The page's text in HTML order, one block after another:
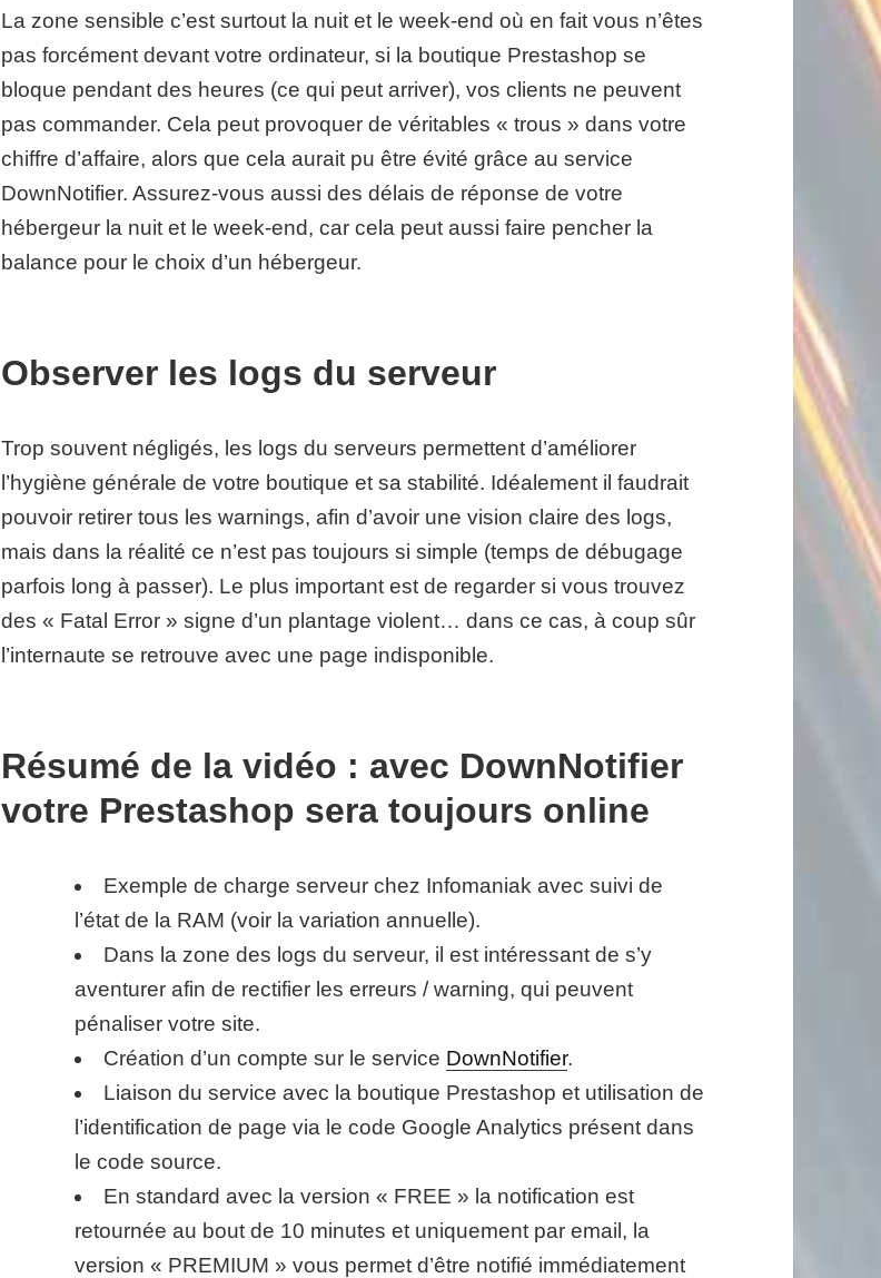
La zone sensible c’est surtout la nuit et le week-end où en fait vous n’êtes
pas forcément devant votre ordinateur, si la boutique Prestashop se
bloque pendant des heures (ce qui peut arriver), vos clients ne peuvent
pas commander. Cela peut provoquer de véritables « trous » dans votre
chiffre d’affaire, alors que cela aurait pu être évité grâce au service
DownNotifier. Assurez-vous aussi des délais de réponse de votre
hébergeur la nuit et le week-end, car cela peut aussi faire pencher la
balance pour le choix d’un hébergeur.
Observer les logs du serveur
Trop souvent négligés, les logs du serveurs permettent d’améliorer
l’hygiène générale de votre boutique et sa stabilité. Idéalement il faudrait
pouvoir retirer tous les warnings, afin d’avoir une vision claire des logs,
mais dans la réalité ce n’est pas toujours si simple (temps de débugage
parfois long à passer). Le plus important est de regarder si vous trouvez
des « Fatal Error » signe d’un plantage violent… dans ce cas, à coup sûr
l’internaute se retrouve avec une page indisponible.
Résumé de la vidéo : avec DownNotifier
votre Prestashop sera toujours online
Exemple de charge serveur chez Infomaniak avec suivi de
l’état de la RAM (voir la variation annuelle).
Dans la zone des logs du serveur, il est intéressant de s’y
aventurer afin de rectifier les erreurs / warning, qui peuvent
pénaliser votre site.
Création d’un compte sur le service DownNotifier.
Liaison du service avec la boutique Prestashop et utilisation de
l’identification de page via le code Google Analytics présent dans
le code source.
En standard avec la version « FREE » la notification est
retournée au bout de 10 minutes et uniquement par email, la
version « PREMIUM » vous permet d’être notifié immédiatement